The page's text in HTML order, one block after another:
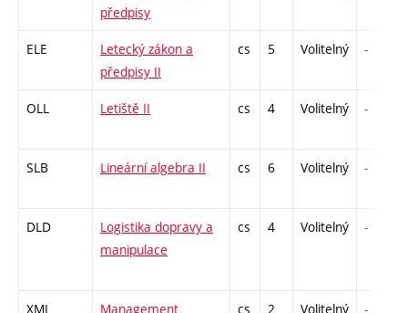
předpisy
ELE
Letecký zákon a
předpisy II
cs 5 Volitelný -
OLL Letiště II cs 4 Volitelný -
SLB Lineární algebra II cs 6 Volitelný -
DLD
Logistika dopravy a
manipulace
cs 4 Volitelný -
XMI
Management
cs 2 Volitelný -